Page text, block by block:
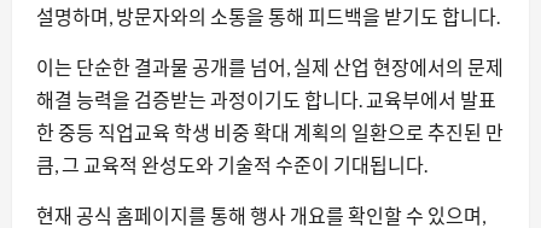
설명하며, 방문자와의 소통을 통해 피드백을 받기도 합니다.
이는 단순한 결과물 공개를 넘어, 실제 산업 현장에서의 문제
해결 능력을 검증받는 과정이기도 합니다. 교육부에서 발표
한 중등 직업교육 학생 비중 확대 계획의 일환으로 추진된 만
큼, 그 교육적 완성도와 기술적 수준이 기대됩니다.
현재 공식 홈페이지를 통해 행사 개요를 확인할 수 있으며,